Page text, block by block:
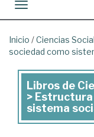
Toggle navigation
Inicio /Ciencias
sociedad como
Libros
de
Ciencias
Libros de
>
sistema